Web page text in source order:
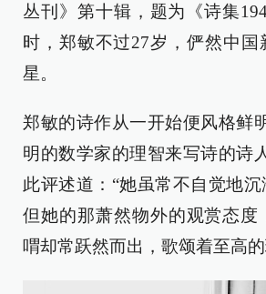
丛刊》第十辑，题为《诗集
时，郑敏不过27岁，俨然中
星。
郑敏的诗作从一开始便风格鲜
明的数学家的理智来写诗的诗
此评述道：“她虽常不自觉地沉
但她的那萧然物外的观赏态度
喟却常跃然而出，歌颂着至高